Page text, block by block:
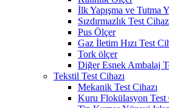
İlk Yapışma ve Tutma
Sızdırmazlık Test
Pus Ölçer
Gaz İletim Hızı Test
Tork ölçer
Diğer Esnek Ambalaj
Tekstil Test Cihazı
Mekanik Test Cihazı
Kuru Flokülasyon Test